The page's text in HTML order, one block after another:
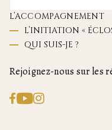
L’ACCOMPAGNEMENT
L’INITIATION «
QUI SUIS-JE ?
Rejoignez-nous sur les